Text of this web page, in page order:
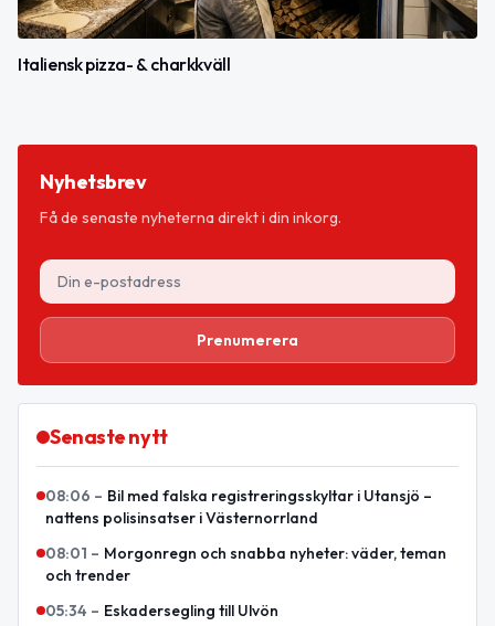
Italiensk pizza- & charkkväll
Nyhetsbrev
Få de senaste nyheterna direkt i din inkorg.
Prenumerera
Senaste nytt
08:06 – Bil med falska registreringsskyltar i Utansjö –
nattens polisinsatser i Västernorrland
08:01 – Morgonregn och snabba nyheter: väder, teman
och trender
05:34 – Eskadersegling till Ulvön